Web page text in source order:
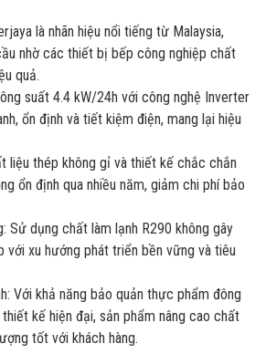
là nhãn hiệu nổi tiếng từ Malaysia,
nhờ các thiết bị bếp công nghiệp chất
quả.
suất 4.4 kW/24h với công nghệ Inverter
ổn định và tiết kiệm điện, mang lại hiệu
liệu thép không gỉ và thiết kế chắc chắn
ổn định qua nhiều năm, giảm chi phí bảo
Sử dụng chất làm lạnh R290 không gây
với xu hướng phát triển bền vững và tiêu
Với khả năng bảo quản thực phẩm đông
kế hiện đại, sản phẩm nâng cao chất
tốt với khách hàng.